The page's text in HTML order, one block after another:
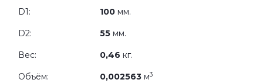
D1: 100 мм.
D2: 55 мм.
Вес: 0,46 кг.
Объём: 0,002563 м3